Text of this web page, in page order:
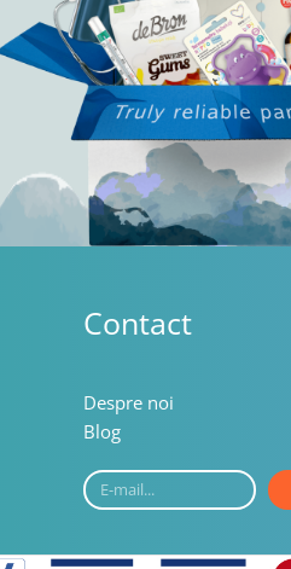
Contact
Despre noi
Blog
E-
mail...